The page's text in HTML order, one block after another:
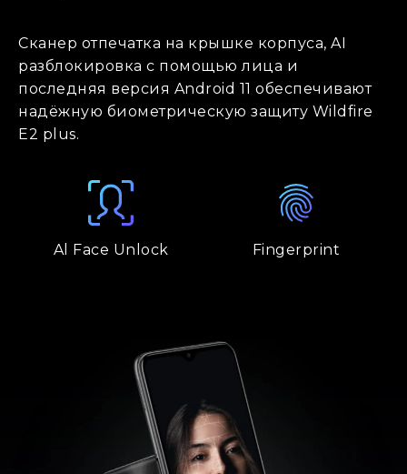
Сканер отпечатка на крышке корпуса, AI
разблокировка с помощью лица и
последняя версия Android 11 обеспечивают
надёжную биометрическую защиту Wildfire
E2 plus.
Al Face Unlock Fingerprint